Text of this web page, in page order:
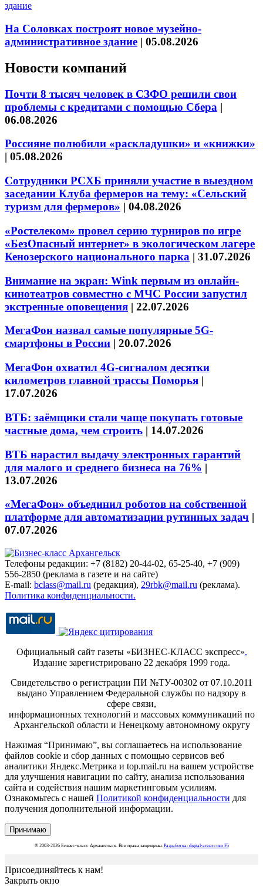
На Соловках построят новое музейно-
административное здание | 05.08.2026
Новости компаний
Почти 8 тысяч человек в СЗФО решили свои
проблемы с кредитами с помощью Сбера |
06.08.2026
Россияне полюбили «раскладушки» и «книжки»
| 05.08.2026
Сотрудники РСХБ приняли участие в выездном
заседании Клуба фермеров на тему: «Сельский
туризм для фермеров» | 04.08.2026
«Ростелеком» провел серию турниров по игре
«БезОпасный интернет» в экологическом лагере
Кенозерского национального парка | 31.07.2026
Внимание на экран: Wink первым из онлайн-
кинотеатров совместно с МЧС России запустил
экстренные оповещения | 22.07.2026
МегаФон назвал самые популярные 5G-
смартфоны в России | 20.07.2026
МегаФон охватил 4G-сигналом десятки
километров главной трассы Поморья |
17.07.2026
ВТБ: заёмщики стали чаще покупать готовые
частные дома, чем строить | 14.07.2026
ВТБ нарастил выдачу электронных гарантий
для малого и среднего бизнеса на 76% |
13.07.2026
«МегаФон» объединил роботов на собственной
платформе для автоматизации рутинных задач |
07.07.2026
Телефоны редакции: +7 (8182) 20-44-02, 65-25-40, +7 (909)
556-2850 (реклама в газете и на сайте)
E-mail: bclass@mail.ru (редакция), 29rbk@mail.ru (реклама).
Политика конфиденциальности.
Официальный сайт газеты «БИЗНЕС-КЛАСС экспресс».
Издание зарегистрировано 22 декабря 1999 года.
Свидетельство о регистрации ПИ №ТУ-00302 от 07.10.2011
выдано Управлением Федеральной службы по надзору в
сфере связи,
информационных технологий и массовых коммуникаций по
Архангельской области и Ненецкому автономному округу
Нажимая “Принимаю”, вы соглашаетесь на использование
файлов cookie и сбор данных с помощью сервисов веб
аналитики Яндекс.Метрика и top.mail.ru на вашем устройстве
для улучшения навигации по сайту, анализа использования
сайта и содействия нашим маркетинговым усилиям.
Ознакомьтесь с нашей Политикой конфиденциальности для
получения дополнительной информации.
Принимаю
© 2003-2026 Бизнес-класс Архангельск. Все права защищены. Разработка: digital-агентство F5
Присоединяйтесь к нам!
Закрыть окно